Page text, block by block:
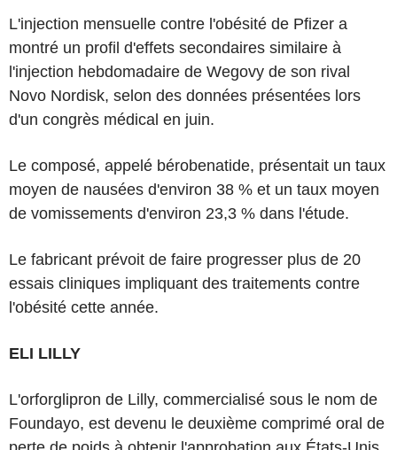
L'injection mensuelle contre l'obésité de Pfizer a
montré un profil d'effets secondaires similaire à
l'injection hebdomadaire de Wegovy de son rival
Novo Nordisk, selon des données présentées lors
d'un congrès médical en juin.
Le composé, appelé bérobenatide, présentait un taux
moyen de nausées d'environ 38 % et un taux moyen
de vomissements d'environ 23,3 % dans l'étude.
Le fabricant prévoit de faire progresser plus de 20
essais cliniques impliquant des traitements contre
l'obésité cette année.
ELI LILLY
L'orforglipron de Lilly, commercialisé sous le nom de
Foundayo, est devenu le deuxième comprimé oral de